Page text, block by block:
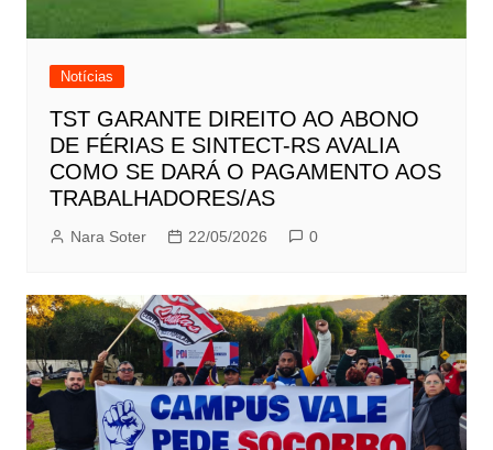
Notícias
TST GARANTE DIREITO AO ABONO
DE FÉRIAS E SINTECT-RS AVALIA
COMO SE DARÁ O PAGAMENTO AOS
TRABALHADORES/AS
Nara Soter 22/05/2026 0